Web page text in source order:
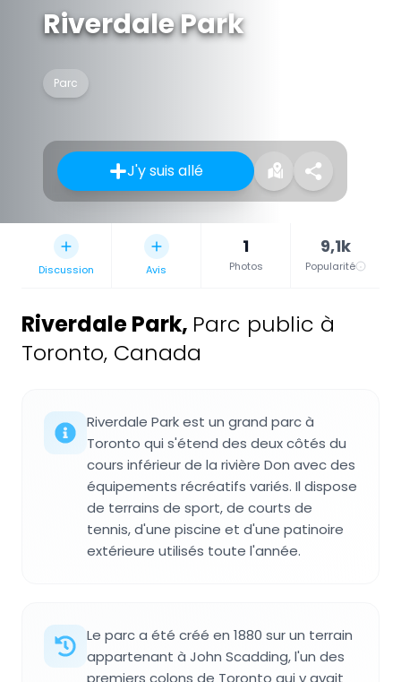
Riverdale Park
Parc
J'y suis allé
Discussion Avis
1
Photos
9,1k
Popularité
Riverdale Park, Parc public à
Toronto, Canada
Riverdale Park est un grand parc à
Toronto qui s'étend des deux côtés du
cours inférieur de la rivière Don avec des
équipements récréatifs variés. Il dispose
de terrains de sport, de courts de
tennis, d'une piscine et d'une patinoire
extérieure utilisés toute l'année.
Le parc a été créé en 1880 sur un terrain
appartenant à John Scadding, l'un des
premiers colons de Toronto qui y avait